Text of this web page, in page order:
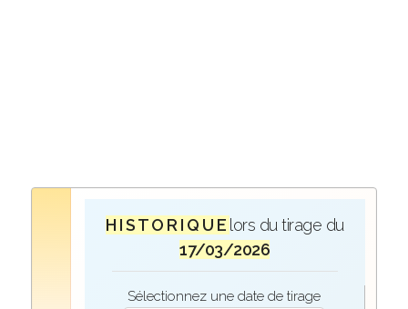
H I S T O R I Q U E lors du tirage du
17/03/2026
Sélectionnez une date de tirage